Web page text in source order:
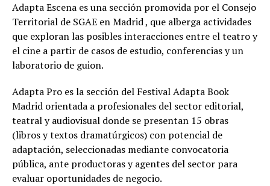
Adapta Escena es una sección promovida por el Consejo
Territorial de SGAE en Madrid , que alberga actividades
que exploran las posibles interacciones entre el teatro y
el cine a partir de casos de estudio, conferencias y un
laboratorio de guion.
Adapta Pro es la sección del Festival Adapta Book
Madrid orientada a profesionales del sector editorial,
teatral y audiovisual donde se presentan 15 obras
(libros y textos dramatúrgicos) con potencial de
adaptación, seleccionadas mediante convocatoria
pública, ante productoras y agentes del sector para
evaluar oportunidades de negocio.